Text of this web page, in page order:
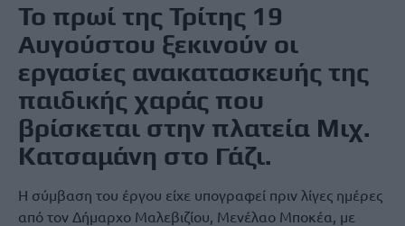
Το πρωί της Τρίτης 19
Αυγούστου ξεκινούν οι
εργασίες ανακατασκευής της
παιδικής χαράς που
βρίσκεται στην πλατεία Μιχ.
Κατσαμάνη στο Γάζι.
Η σύμβαση του έργου είχε υπογραφεί πριν λίγες ημέρες
από τον Δήμαρχο Μαλεβιζίου, Μενέλαο Μποκέα, με